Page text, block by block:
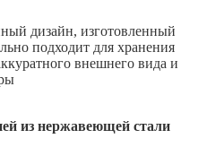
дизайн, изготовленный
подходит для хранения
внешнего вида и
из нержавеющей стали